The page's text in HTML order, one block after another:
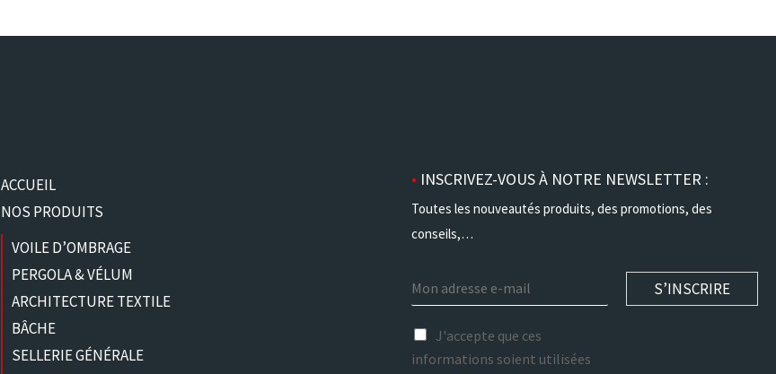
ACCUEIL
NOS PRODUITS
VOILE D’OMBRAGE
PERGOLA & VÉLUM
ARCHITECTURE TEXTILE
BÂCHE
SELLERIE GÉNÉRALE
• INSCRIVEZ-VOUS À NOTRE NEWSLETTER :
Toutes les nouveautés produits, des promotions, des
conseils,…
E
m
i
l
*
r
p
J'accepte que ces
informations soient utilisées
S’INSCRIRE